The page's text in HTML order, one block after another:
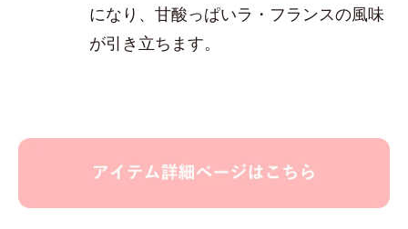
になり、甘酸っぱいラ・フランスの風味
が引き立ちます。